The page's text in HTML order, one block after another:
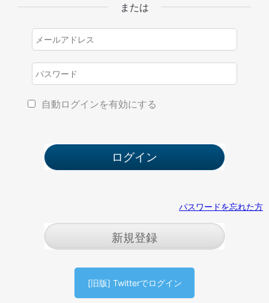
または
自動ログインを有効にする
パスワードを忘れた方
新規登録
[旧版] Twitterでログイン